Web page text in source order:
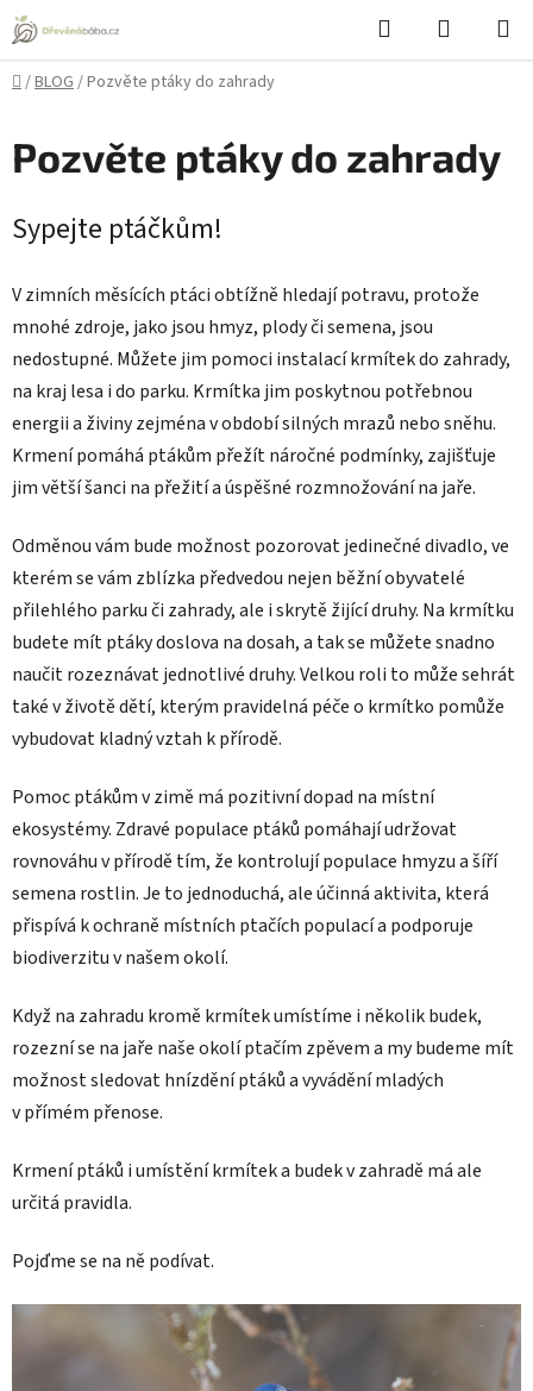
Přejít
na
obsah
Hledat
KOŠÍK
Domů
/BLOG/Pozvěte ptáky do zahrady
Pozvěte ptáky do zahrady
Sypejte ptáčkům!
V zimních měsících ptáci obtížně hledají potravu, protože
mnohé zdroje, jako jsou hmyz, plody či semena, jsou
nedostupné. Můžete jim pomoci instalací krmítek do zahrady,
na kraj lesa i do parku. Krmítka jim poskytnou potřebnou
energii a živiny zejména v období silných mrazů nebo sněhu.
Krmení pomáhá ptákům přežít náročné podmínky, zajišťuje
jim větší šanci na přežití a úspěšné rozmnožování na jaře.
Odměnou vám bude možnost pozorovat jedinečné divadlo, ve
kterém se vám zblízka předvedou nejen běžní obyvatelé
přilehlého parku či zahrady, ale i skrytě žijící druhy. Na krmítku
budete mít ptáky doslova na dosah, a tak se můžete snadno
naučit rozeznávat jednotlivé druhy. Velkou roli to může sehrát
také v životě dětí, kterým pravidelná péče o krmítko pomůže
vybudovat kladný vztah k přírodě.
Pomoc ptákům v zimě má pozitivní dopad na místní
ekosystémy. Zdravé populace ptáků pomáhají udržovat
rovnováhu v přírodě tím, že kontrolují populace hmyzu a šíří
semena rostlin. Je to jednoduchá, ale účinná aktivita, která
přispívá k ochraně místních ptačích populací a podporuje
biodiverzitu v našem okolí.
Když na zahradu kromě krmítek umístíme i několik budek,
rozezní se na jaře naše okolí ptačím zpěvem a my budeme mít
možnost sledovat hnízdění ptáků a vyvádění mladých
v přímém přenose.
Krmení ptáků i umístění krmítek a budek v zahradě má ale
určitá pravidla.
Pojďme se na ně podívat.